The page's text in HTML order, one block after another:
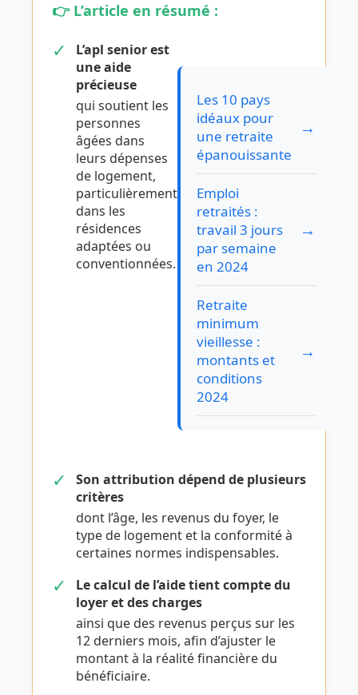
👉 L’article en résumé :
✓ L’apl seniorest
une aide
précieuse
qui soutient les
personnes
âgées dans
leurs dépenses
de logement,
particulièrement
dans les
résidences
adaptées ou
conventionnées.
Les 10 pays
idéaux pour
une retraite
épanouissante
→
Emploi
retraités :
travail 3 jours
par semaine
en 2024
→
Retraite
minimum
vieillesse :
montants et
conditions
2024
→
✓
Son attribution dépend de plusieurs
critères
dont l’âge, les revenus du foyer, le
type de logement et la conformité à
certaines normes indispensables.
✓
Le calcul de l’aide tient compte du
loyer et des charges
ainsi que des revenus perçus sur les
12 derniers mois, afin d’ajuster le
montant à la réalité financière du
bénéficiaire.